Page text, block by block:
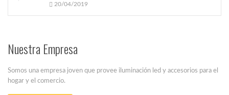
20/04/2019
Nuestra Empresa
Somos una empresa joven que provee iluminación led y accesorios para el
hogar y el comercio.